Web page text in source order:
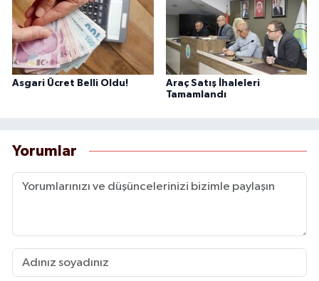
Asgari Ücret Belli Oldu!
Araç Satış İhaleleri
Tamamlandı
Yorumlar